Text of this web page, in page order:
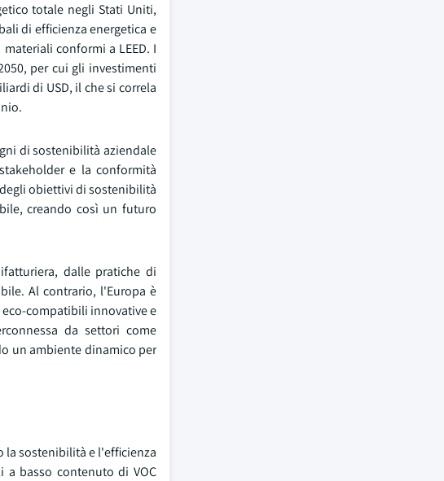
totale negli Stati Uniti,
di efficienza energetica e
conformi a LEED. I
per cui gli investimenti
di USD, il che si correla
di sostenibilità aziendale
e la conformità
obiettivi di sostenibilità
creando così un futuro
dalle pratiche di
Al contrario, l'Europa è
compatibili innovative e
da settori come
un ambiente dinamico per
la sostenibilità e l'efficienza
basso contenuto di VOC